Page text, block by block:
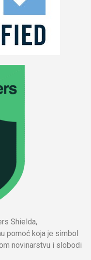
Shielda,
pomoć koja je simbol
novinarstvu i slobodi